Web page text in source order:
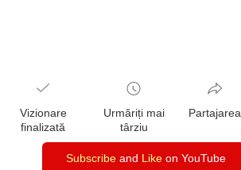
Vizionare
finalizată
Urmăriți mai
târziu
Partajarea
Subscribeand Likeon YouTube